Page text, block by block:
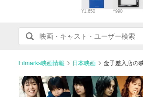
¥1,650 ¥990
Filmarks映画情報 日本映画 金子差入店の